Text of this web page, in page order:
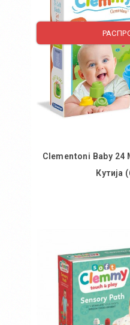
Clementoni Baby
Кутија
Додај